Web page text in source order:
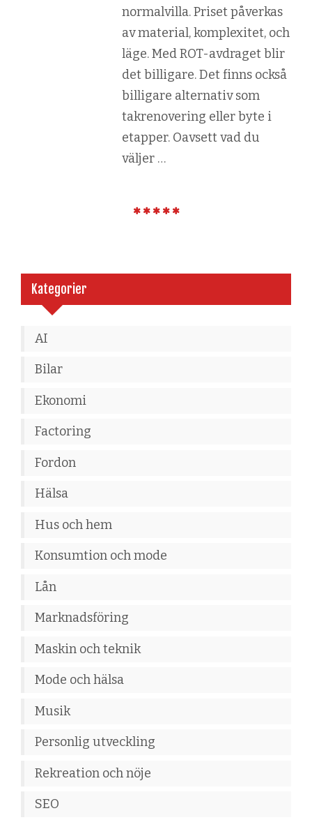
normalvilla. Priset påverkas
av material, komplexitet, och
läge. Med ROT-avdraget blir
det billigare. Det finns också
billigare alternativ som
takrenovering eller byte i
etapper. Oavsett vad du
väljer …
Kategorier
AI
Bilar
Ekonomi
Factoring
Fordon
Hälsa
Hus och hem
Konsumtion och mode
Lån
Marknadsföring
Maskin och teknik
Mode och hälsa
Musik
Personlig utveckling
Rekreation och nöje
SEO